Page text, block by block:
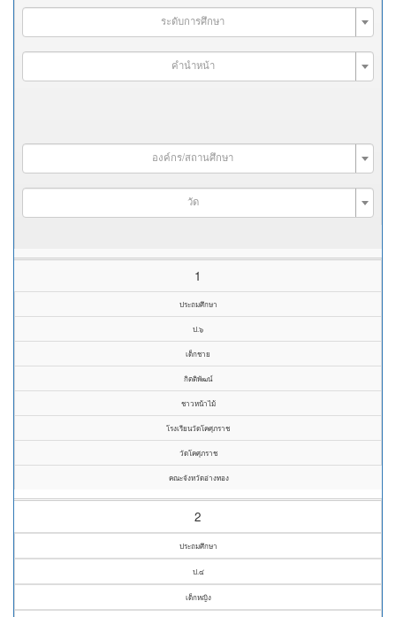
ระดับการศึกษา
คำนำหน้า
องค์กร/สถานศึกษา
วัด
1
ประถมศึกษา
ป.๖
เด็กชาย
กิตติพัฒน์
ชาวหน้าไม้
โรงเรียนวัดโคศุภราช
วัดโคศุภราช
คณะจังหวัดอ่างทอง
2
ประถมศึกษา
ป.๔
เด็กหญิง